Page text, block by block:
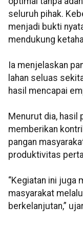
seluruh pihak.
menjadi bukti
mendukung
Ia menjelaskan
lahan seluas
hasil mencapai
Menurut dia, hasil
memberikan
pangan
produktivitas
“Kegiatan ini juga
masyarakat
berkelanjutan,”